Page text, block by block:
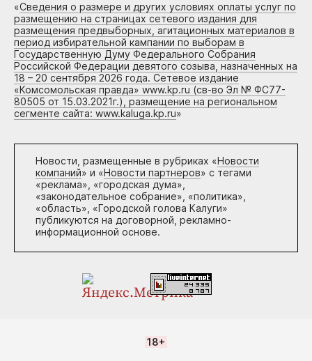
«Сведения о размере и других условиях оплаты услуг по
размещению на страницах сетевого издания для
размещения предвыборных, агитационных материалов в
период избирательной кампании по выборам в
Государственную Думу Федерального Собрания
Российской Федерации девятого созыва, назначенных на
18 – 20 сентября 2026 года. Сетевое издание
«Комсомольская правда» www.kp.ru (св-во Эл № ФС77-
80505 от 15.03.2021г.), размещение на региональном
сегменте сайта: www.kaluga.kp.ru»
Новости, размещенные в рубриках «Новости
компаний» и «Новости партнеров» с тегами
«реклама», «городская дума»,
«законодательное собрание», «политика»,
«область», «Городской голова Калуги»
публикуются на договорной, рекламно-
информационной основе.
18+